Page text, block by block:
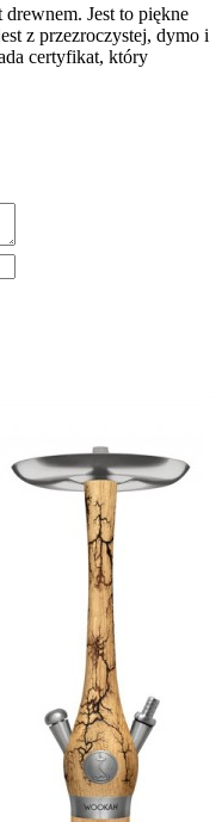
Jest to piękne
z przezroczystej, dymo i
certyfikat, który